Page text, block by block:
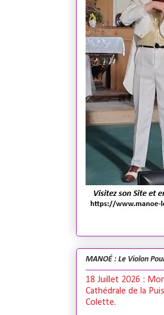
MANOÉ : Le Violon
18 Juillet 2026 :
Cathédrale de la
Colette.